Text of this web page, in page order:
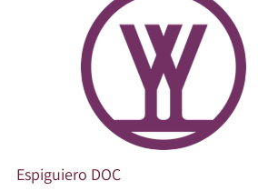
Espiguiero DOC